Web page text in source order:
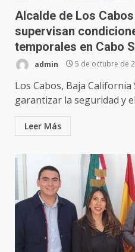
Alcalde de Los
supervisan
temporales en Cabo
admin 5 de octubre de
Los Cabos, Baja
garantizar la seguridad y
Leer Más